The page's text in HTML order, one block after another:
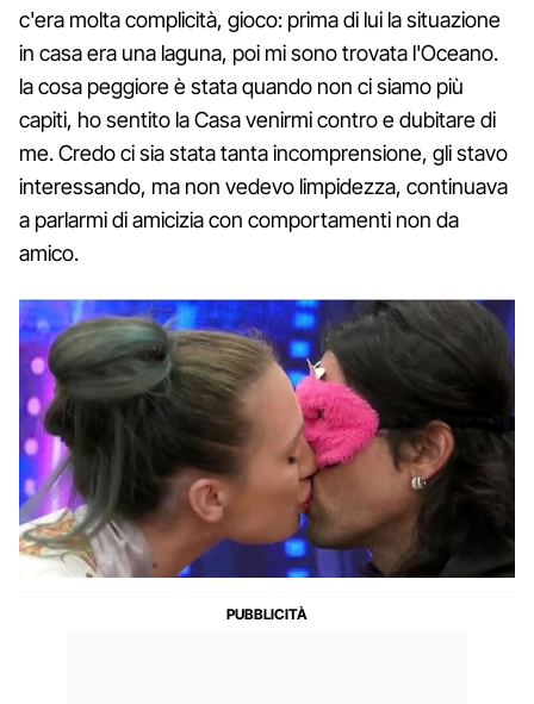
c'era molta complicità, gioco: prima di lui la situazione
in casa era una laguna, poi mi sono trovata l'Oceano.
la cosa peggiore è stata quando non ci siamo più
capiti, ho sentito la Casa venirmi contro e dubitare di
me. Credo ci sia stata tanta incomprensione, gli stavo
interessando, ma non vedevo limpidezza, continuava
a parlarmi di amicizia con comportamenti non da
amico.